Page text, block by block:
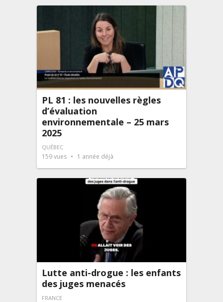
PL 81 : les nouvelles règles
d’évaluation
environnementale – 25 mars
2025
QUÉBEC
159vues 1 année déjà
Lutte anti-drogue : les enfants
des juges menacés
FRANCE